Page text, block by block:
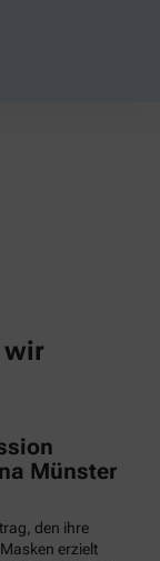
wir
Münster
den ihre
erzielt